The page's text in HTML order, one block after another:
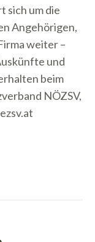
sich um die
Angehörigen,
weiter –
und
beim
NÖZSV,